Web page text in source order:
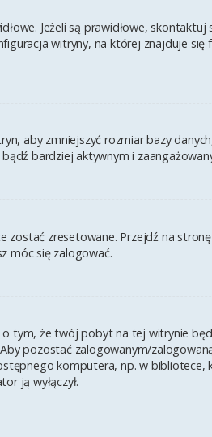
Jeżeli są prawidłowe, skontaktuj
witryny, na której znajduje się
aby zmniejszyć rozmiar bazy
bardziej aktywnym i
zresetowane. Przejdź na
móc się zalogować.
tym, że twój pobyt na tej witrynie
pozostać zalogowanym/
komputera, np. w bibliotece,
ją wyłączył.